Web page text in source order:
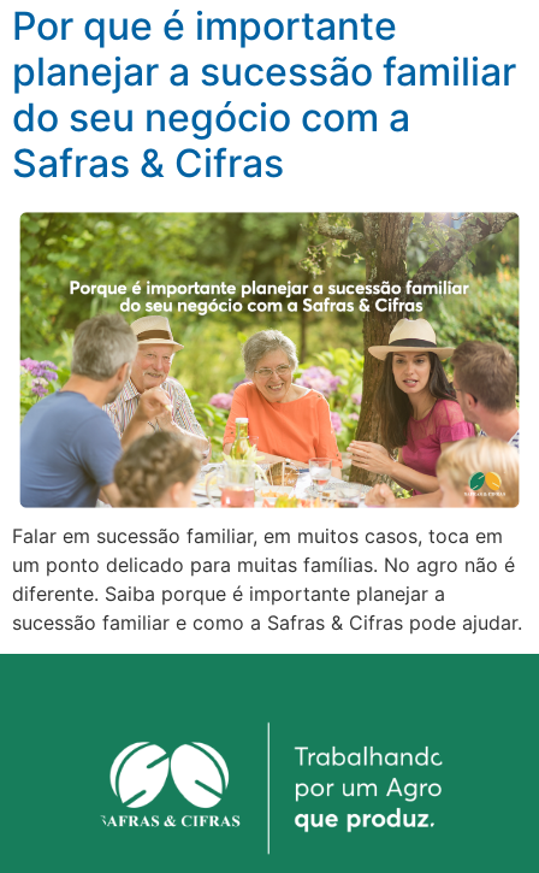
Por que é importante
planejar a sucessão familiar
do seu negócio com a
Safras & Cifras
Falar em sucessão familiar, em muitos casos, toca em
um ponto delicado para muitas famílias. No agro não é
diferente. Saiba porque é importante planejar a
sucessão familiar e como a Safras & Cifras pode ajudar.